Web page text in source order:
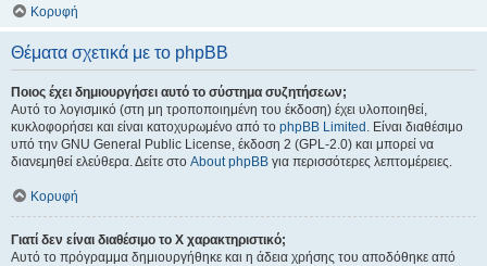
Κορυφή
Θέματα σχετικά με το phpBB
Ποιος έχει δημιουργήσει αυτό το σύστημα συζητήσεων;
Αυτό το λογισμικό (στη μη τροποποιημένη του έκδοση) έχει υλοποιηθεί,
κυκλοφορήσει και είναι κατοχυρωμένο από το phpBB Limited . Είναι διαθέσιμο
υπό την GNU General Public License, έκδοση 2 (GPL-2.0) και μπορεί να
διανεμηθεί ελεύθερα. Δείτε στο About phpBB για περισσότερες λεπτομέρειες.
Κορυφή
Γιατί δεν είναι διαθέσιμο το Χ χαρακτηριστικό;
Αυτό το πρόγραμμα δημιουργήθηκε και η άδεια χρήσης του αποδόθηκε από